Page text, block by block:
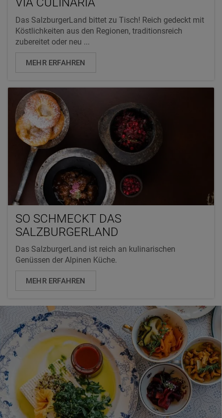
Das SalzburgerLand bittet zu Tisch! Reich gedeckt mit
Köstlichkeiten aus den Regionen, traditionsreich
zubereitet oder neu ...
MEHR ERFAHREN
SO SCHMECKT DAS
SALZBURGERLAND
Das SalzburgerLand ist reich an kulinarischen
Genüssen der Alpinen Küche.
MEHR ERFAHREN